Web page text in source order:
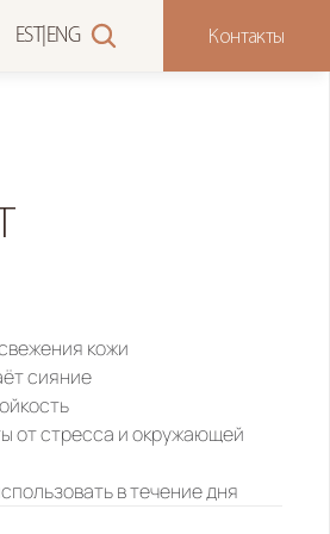
EST ENG Контакты
кожи
сияние
от стресса и окружающей
в течение дня